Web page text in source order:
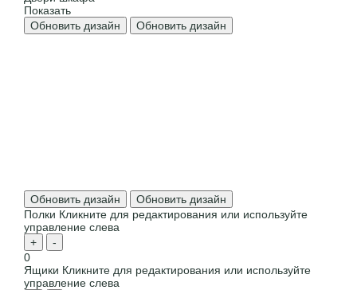
Показать
Обновить дизайн
Обновить дизайн
Обновить дизайн
Обновить дизайн
Полки Кликните для редактирования или используйте
управление слева
+
-
0
Ящики Кликните для редактирования или используйте
управление слева